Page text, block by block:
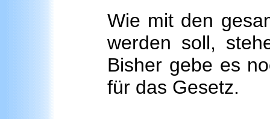
Wie mit den
werden soll,
Bisher gebe es
für das Gesetz.